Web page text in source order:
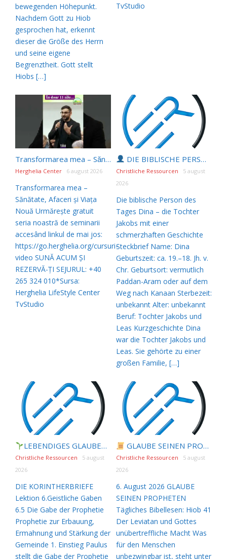
bewegenden Höhepunkt.
Nachdem Gott zu Hiob
gesprochen hat, erkennt
dieser die Größe des Herrn
und seine eigene
Begrenztheit. Gott stellt
Hiobs […]
TvStudio
Transformarea mea – Sănătate, Afaceri și Viața Nouă
Herghelia Center 6 august 2026
Transformarea mea –
Sănătate, Afaceri și Viața
Nouă Urmărește gratuit
seria noastră de seminarii
accesând linkul de mai jos:
https://go.herghelia.org/cursuri-
video SUNĂ ACUM ȘI
REZERVĂ-ȚI SEJURUL: +40
265 324 010*Sursa:
Herghelia LifeStyle Center
TvStudio
DIE BIBLISCHE PERSON DES TAGES | 06.08.2026 |
Christliche Ressourcen
5 august
2026
Die biblische Person des
Tages Dina – die Tochter
Jakobs mit einer
schmerzhaften Geschichte
Steckbrief Name: Dina
Geburtszeit: ca. 19.–18. Jh. v.
Chr. Geburtsort: vermutlich
Paddan-Aram oder auf dem
Weg nach Kanaan Sterbezeit:
unbekannt Alter: unbekannt
Beruf: Tochter Jakobs und
Leas Kurzgeschichte Dina
war die Tochter Jakobs und
Leas. Sie gehörte zu einer
großen Familie, […]
LEBENDIGES GLAUBENSLEBEN | Lektion 6.Geistliche
Christliche Ressourcen
5 august
2026
DIE KORINTHERBRIEFE
Lektion 6.Geistliche Gaben
6.5 Die Gabe der Prophetie
Prophetie zur Erbauung,
Ermahnung und Stärkung der
Gemeinde 1. Einstieg Paulus
stellt die Gabe der Prophetie
GLAUBE SEINEN PROPHETEN |
Christliche Ressourcen
5 august
2026
6. August 2026 GLAUBE
SEINEN PROPHETEN
Tägliches Bibellesen: Hiob 41
Der Leviatan und Gottes
unübertreffliche Macht Was
für den Menschen
unbezwingbar ist, steht unter